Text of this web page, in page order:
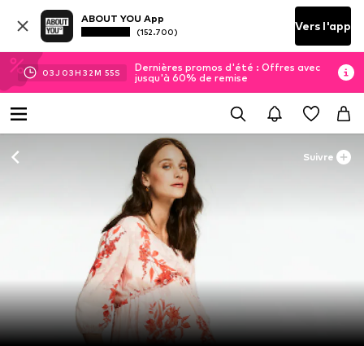
ABOUT YOU App
(152.700) Vers l'app
03J 03H 32M 55S
Dernières promos d'été : Offres avec
jusqu'à 60% de remise
Suivre